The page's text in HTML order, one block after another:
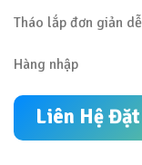
Tháo lắp đơn giản
Hàng nhập
Liên Hệ